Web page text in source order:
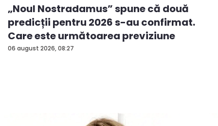
06 august 2026, 08:27
„Noul Nostradamus” spune că două
predicții pentru 2026 s-au confirmat.
Care este următoarea previziune